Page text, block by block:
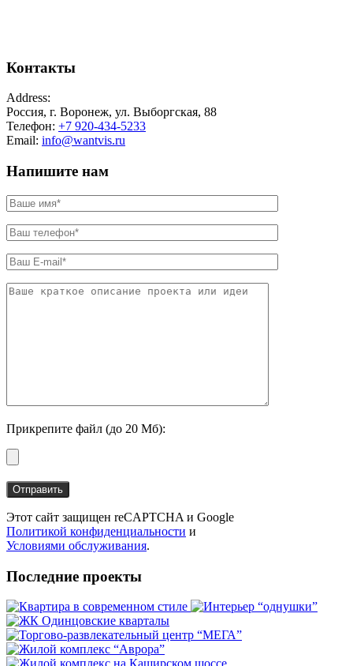
Контакты
Address:
Россия, г. Воронеж, ул. Выборгская, 88
Телефон: +7 920-434-5233
Email: info@wantvis.ru
Напишите нам
Прикрепите файл (до 20 Мб):
Этот сайт защищен reCAPTCHA и Google
Политикой конфиденциальности и
Условиями обслуживания.
Последние проекты